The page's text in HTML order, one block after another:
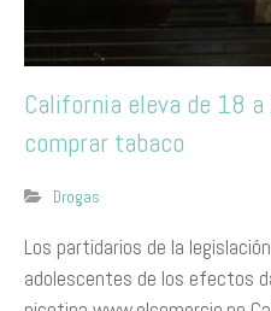
California eleva de 18
comprar tabaco
Drogas
​Los partidarios de la
adolescentes de los efectos